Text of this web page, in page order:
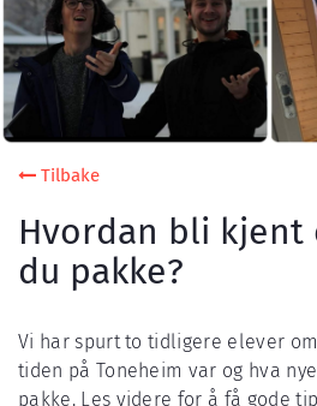
Tilbake
Hvordan bli kjent
du pakke?
Vi har spurt to tidligere elever
tiden på Toneheim var og hva
pakke. Les videre for å få gode